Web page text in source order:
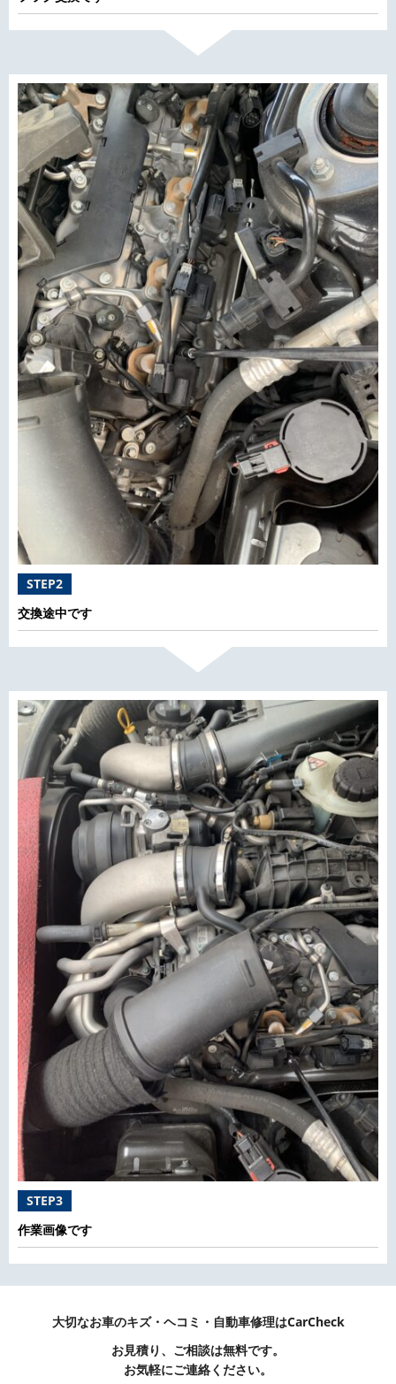
STEP2
交換途中です
STEP3
作業画像です
大切なお車のキズ・ヘコミ・自動車修理はCarCheck
お見積り、ご相談は無料です。
お気軽にご連絡ください。